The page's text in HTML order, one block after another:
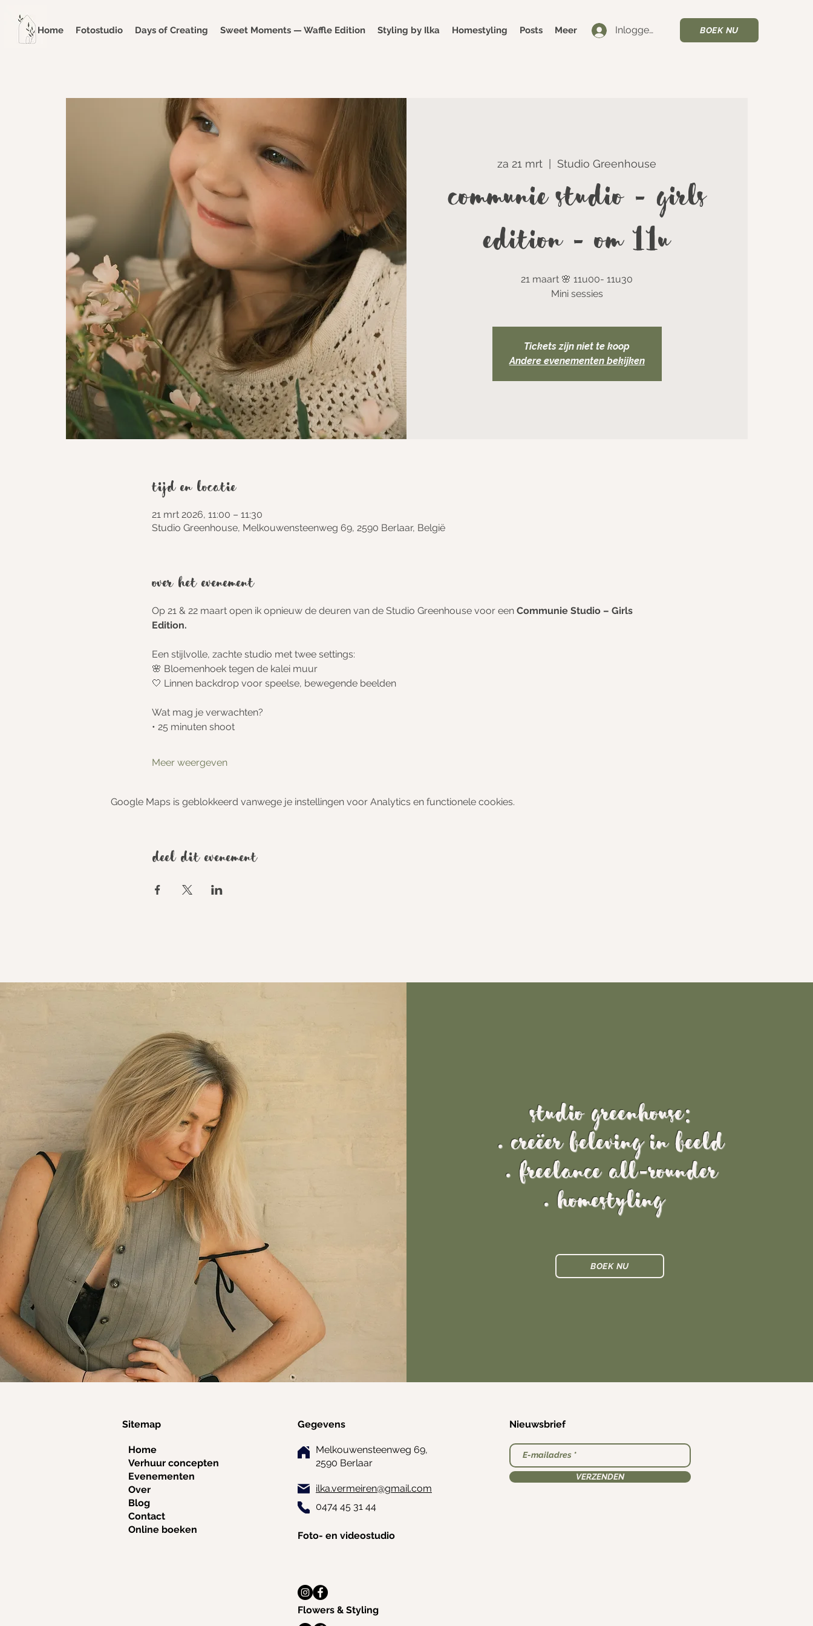
Home Fotostudio Days of Creating Sweet Moments — Waffle Edition Styling by Ilka Homestyling Posts Meer Inloggen BOEK NU
za 21 mrt
  |
Studio Greenhouse
Communie Studio - Girls
Edition - om 11u
21 maart 🌸 11u00- 11u30
Mini sessies
Tickets zijn niet te koop
Andere evenementen bekijken
Tijd en locatie
21 mrt 2026, 11:00 – 11:30
Studio Greenhouse, Melkouwensteenweg 69, 2590 Berlaar, België
Over het evenement
Op 21 & 22 maart open ik opnieuw de deuren van de Studio Greenhouse voor een Communie Studio – Girls
Edition.
Een stijlvolle, zachte studio met twee settings:
🌸 Bloemenhoek tegen de kalei muur
🤍 Linnen backdrop voor speelse, bewegende beelden
Wat mag je verwachten?
• 25 minuten shoot
Meer weergeven
Google Maps is geblokkeerd vanwege je instellingen voor Analytics en functionele cookies.
Deel dit evenement
Studio Greenhouse:
.creëerbelevingin beeld
. freelance All-rounder
. homestyling
BOEK NU
Sitemap
Home
Verhuur concepten
Evenementen
Over
Blog
Contact
Online boeken
Gegevens
Melkouwensteenweg 69,
2590 Berlaar
ilka.vermeiren@gmail.com
0474 45 31 44
Nieuwsbrief
VERZENDEN
Foto- en videostudio
Flowers & Styling